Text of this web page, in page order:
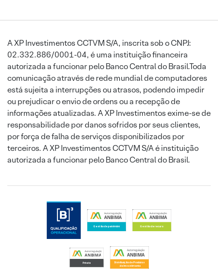
A XP Investimentos CCTVM S/A, inscrita sob o CNPJ:
02.332.886/0001-04, é uma instituição financeira
autorizada a funcionar pelo Banco Central do Brasil.Toda
comunicação através de rede mundial de computadores
está sujeita a interrupções ou atrasos, podendo impedir
ou prejudicar o envio de ordens ou a recepção de
informações atualizadas. A XP Investimentos exime-se de
responsabilidade por danos sofridos por seus clientes,
por força de falha de serviços disponibilizados por
terceiros. A XP Investimentos CCTVM S/A é instituição
autorizada a funcionar pelo Banco Central do Brasil.